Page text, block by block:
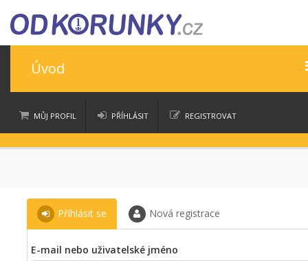
Úvod
Úvod
Nápověda
Ceny
MŮJ PROFIL
moje nákupy moje aukce
PŘÍHLÁSIT REGISTROVAT
Příhlásit se Nová registrace
E-mail nebo uživatelské jméno